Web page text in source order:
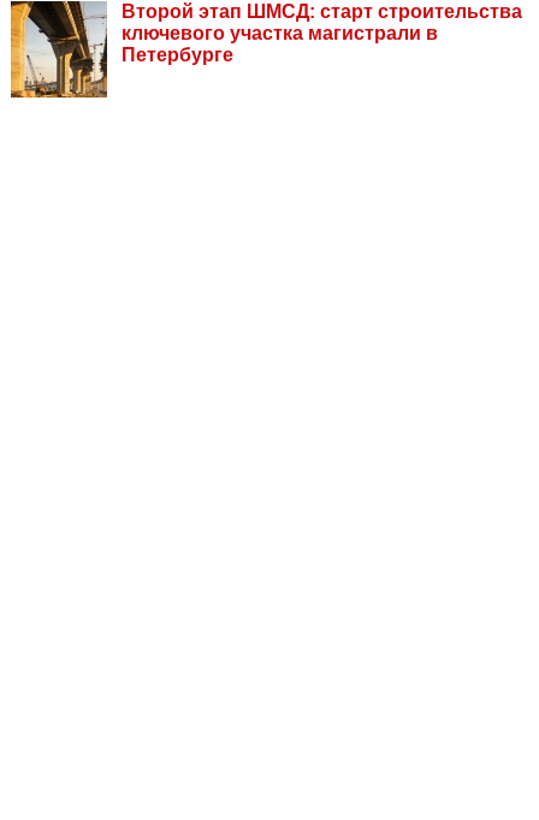
Второй этап ШМСД: старт строительства
ключевого участка магистрали в
Петербурге